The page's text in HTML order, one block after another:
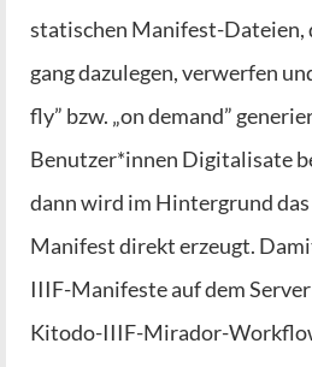
sta­ti­schen Mani­fest-Datei­en,
gang dazu­le­gen, ver­wer­fen
fly” bzw. „on demand”
Benutzer*innen Digi­ta­li­sa­te
dann wird im Hin­ter­grund
Mani­fest direkt erzeugt.
IIIF-Mani­fes­te auf dem
Kito­do-IIIF-Mira­dor-